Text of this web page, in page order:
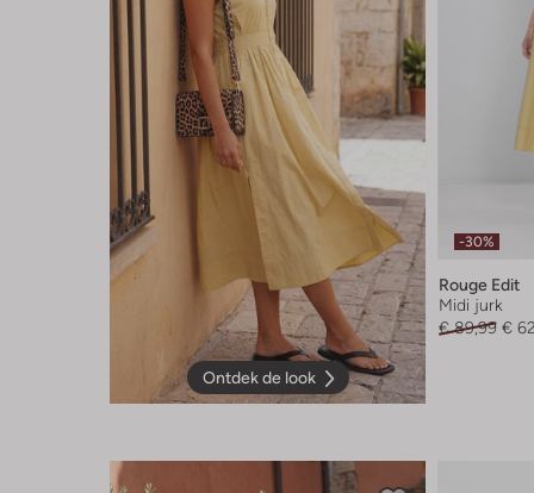
Ontdek de look
-30%
Rouge Edit
Midi jurk
€ 89,99 €